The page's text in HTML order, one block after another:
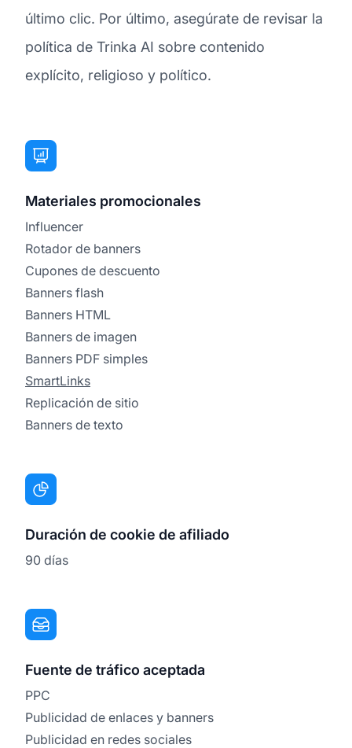
último clic. Por último, asegúrate de revisar la
política de Trinka AI sobre contenido
explícito, religioso y político.
Materiales promocionales
Influencer
Rotador de banners
Cupones de descuento
Banners flash
Banners HTML
Banners de imagen
Banners PDF simples
SmartLinks
Replicación de sitio
Banners de texto
Duración de cookie de afiliado
90 días
Fuente de tráfico aceptada
PPC
Publicidad de enlaces y banners
Publicidad en redes sociales